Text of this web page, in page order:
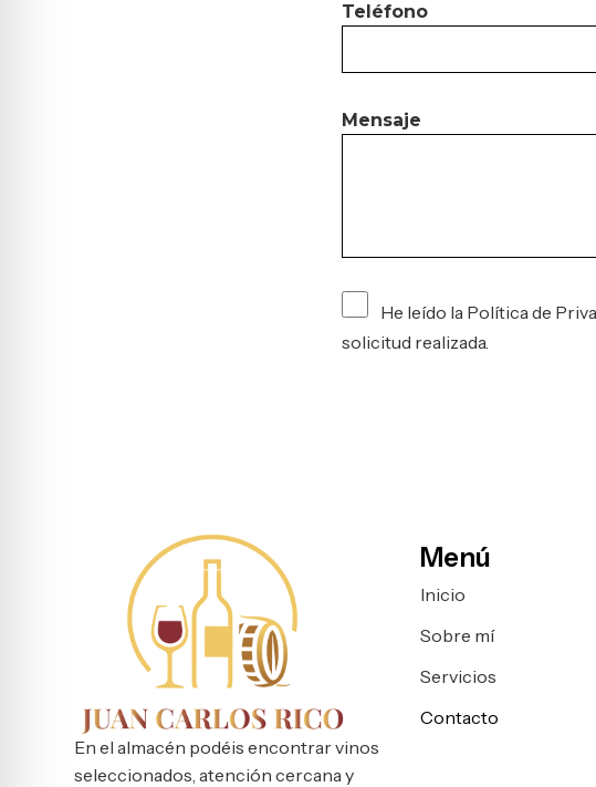
Teléfono
Mensaje
He leído la Política de
solicitud realizada.
En el almacén podéis encontrar vinos
seleccionados, atención cercana y
Menú
Inicio
Sobre mí
Servicios
Contacto